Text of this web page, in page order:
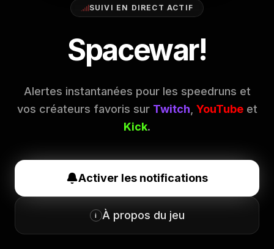
SUIVI EN DIRECT ACTIF
Spacewar!
Alertes instantanées pour les speedruns et
vos créateurs favoris sur Twitch YouTubeet
Kick.
Activer les notifications
i À propos du jeu